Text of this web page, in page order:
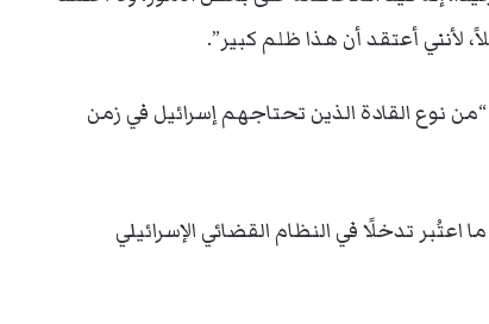
لأنني أعتقد أن هذا ظلم كبير”.
نوع القادة الذين تحتاجهم إسرائيل في زمن
تدخلًا في النظام القضائي الإسرائيلي